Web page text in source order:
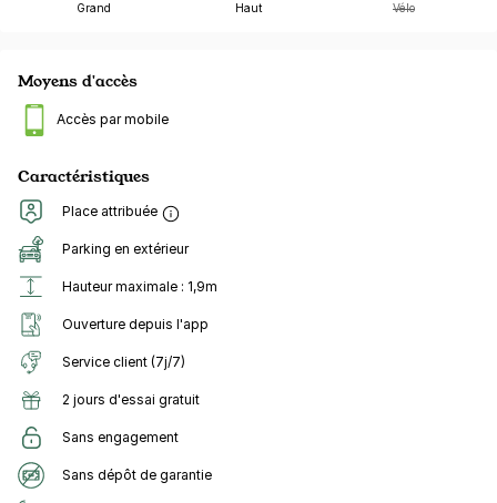
Grand Haut Vélo
Moyens d'accès
Accès par mobile
Caractéristiques
Place attribuée
Parking en extérieur
Hauteur maximale : 1,9m
Ouverture depuis l'app
Service client (7j/7)
2 jours d'essai gratuit
Sans engagement
Sans dépôt de garantie